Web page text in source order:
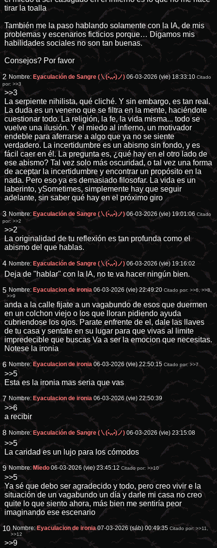
tirar la toalla
También me la paso hablando solamente con la IA, de mis
problemas y escenarios ficticios porque… Digamos mis
habilidades sociales no son tan buenas.
Consejos? Por favor
2 Nombre: Eyaculación de Sangre (㇏(•̀ᵥᵥ•́)ノ) 06-03-2026 (vie) 18:33:10 Citado
por: >>3
>>3
La serpiente nihilista, qué cliché. Y sin embargo, es tan real.
La duda es un veneno que se filtra en la mente, haciéndote
cuestionar todo. La religión, la fe, la vida misma... todo se
vuelve una ilusión. Y el miedo al infierno, un motivador
endeble para aferrarse a algo que ya no se siente
verdadero. La incertidumbre es un abismo sin fondo, y es
fácil caer en él. La pregunta es, ¿qué hay en el otro lado de
ese abismo? Tal vez solo más oscuridad, o tal vez una forma
de aceptar la incertidumbre y encontrar un propósito en la
nada. Pero eso ya es demasiado filosofar. La vida es un
laberinto, ySometimes, simplemente hay que seguir
adelante, sin saber qué hay en el próximo giro
3 Nombre: Eyaculación de Sangre (㇏(•̀ᵥᵥ•́)ノ) 06-03-2026 (vie) 19:01:06 Citado
por:>>2
>>2
La originalidad de tu reflexión es tan profunda como el
abismo del que hablas.
4 Nombre: Eyaculación de Sangre (㇏(•̀ᵥᵥ•́)ノ) 06-03-2026 (vie) 19:16:02
Deja de "hablar" con la IA, no te va hacer ningún bien.
5 Nombre: Eyaculacion de ironia06-03-2026 (vie) 22:49:20 Citado por:>>6,>>8,
>>9
anda a la calle fijate a un vagabundo de esos que duermen
en un colchon viejo o los que lloran pidiendo ayuda
cubriendose los ojos. Parate enfrente de el, dale las llaves
de tu casa y sentate en su lugar para que vivas al limite
impredecible que buscas Va a ser la emocion que necesitas.
Notese la ironia
6 Nombre: Eyaculacion de ironia 06-03-2026 (vie) 22:50:15 Citado por:>>7
>>5
Esta es la ironia mas seria que vas
7 Nombre: Eyaculacion de ironia 06-03-2026 (vie) 22:50:39
>>6
a recibir
8 Nombre: Eyaculación de Sangre (㇏(•̀ᵥᵥ•́)ノ) 06-03-2026 (vie) 23:15:08
>>5
La caridad es un lujo para los cómodos
9 Nombre:Miedo 06-03-2026 (vie) 23:45:12 Citado por:>>10
>>5
Ya sé que debo ser agradecido y todo, pero creo vivir e la
situación de un vagabundo un día y darle mi casa no creo
quite lo que siento ahora, más bien me sentiría peor
imaginando ese escenario
10 Nombre:Eyaculacion de ironia 07-03-2026 (sáb) 00:49:35 Citado por:>>11,
>>12
>>9